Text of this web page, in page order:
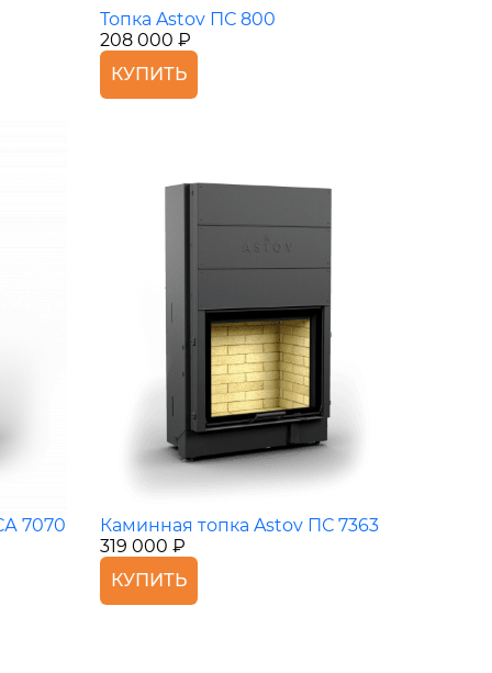
Топка Astov ПС 800
208 000 ₽
КУПИТЬ
7070
Каминная топка Astov ПС 7363
319 000 ₽
КУПИТЬ